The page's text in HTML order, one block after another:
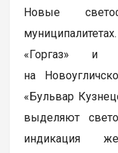
Новые
«Горгаз» и
на
«Бульвар
выделяют
индикация